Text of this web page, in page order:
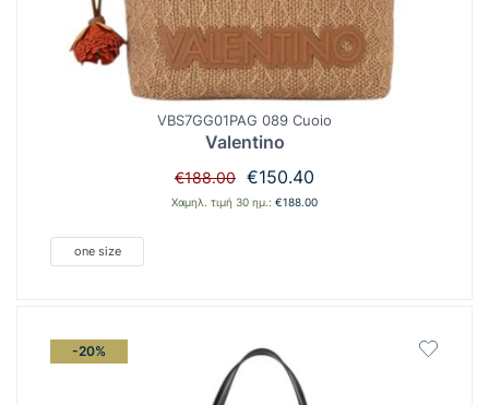
VBS7GG01PAG 089 Cuoio
Valentino
€188.00 Original
price
€150.40
τρέχουσα
Χαμηλ. τιμή 30 ημ.: €188.00
one size
-20%